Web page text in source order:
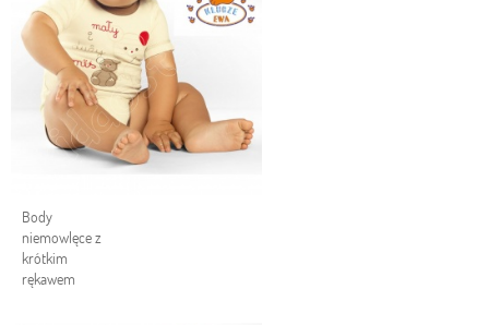
Body
niemowlęce z
krótkim
rękawem